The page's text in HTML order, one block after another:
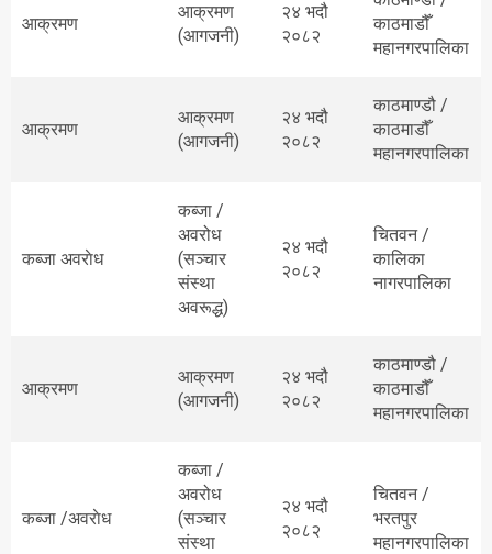
आक्रमण
आक्रमण
(आगजनी)
२४ भदौ
२०८२
काठमाडौँ
महानगरपालिका
आक्रमण
आक्रमण
(आगजनी)
२४ भदौ
२०८२
काठमाण्डौ /
काठमाडौँ
महानगरपालिका
कब्जा अवराेध
कब्जा /
अवरोध
(सञ्चार
संस्था
अवरूद्ध)
२४ भदौ
२०८२
चितवन /
कालिका
नागरपालिका
आक्रमण
आक्रमण
(आगजनी)
२४ भदौ
२०८२
काठमाण्डौ /
काठमाडौँ
महानगरपालिका
कब्जा /अवराेध
कब्जा /
अवरोध
(सञ्चार
संस्था
२४ भदौ
२०८२
चितवन /
भरतपुर
महानगरपालिका